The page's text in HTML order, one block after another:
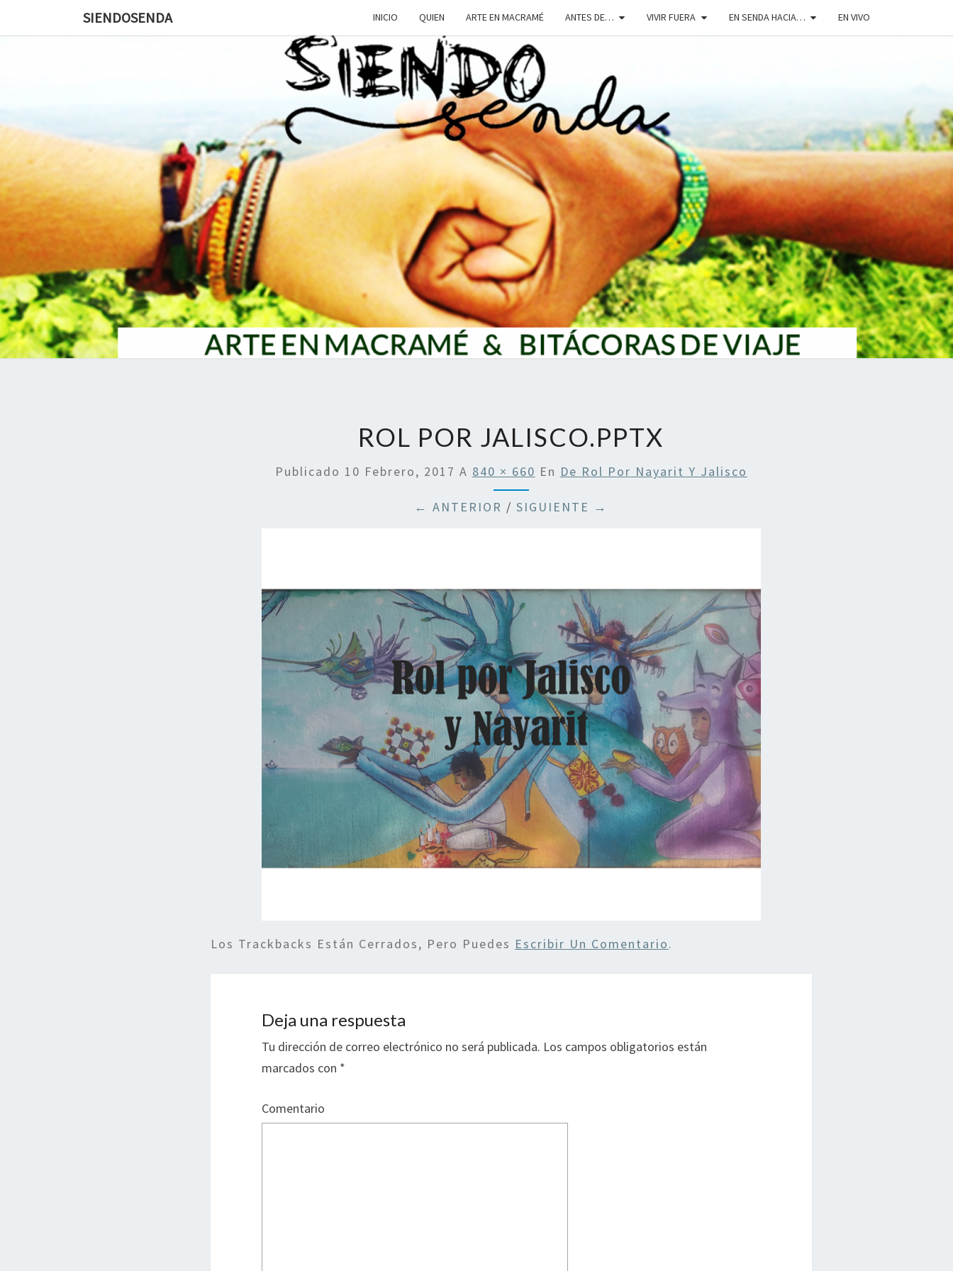
SIENDOSENDA INICIO QUIEN ARTE EN MACRAMÉ ANTES DE… VIVIR FUERA EN SENDA HACIA… EN VIVO
SIENDOSENDA
ROL POR JALISCO.PPTX
Publicado 10 Febrero, 2017 A 840 × 660 En De Rol Por Nayarit Y Jalisco
← ANTERIOR /SIGUIENTE →
Los Trackbacks Están Cerrados, Pero Puedes Escribir Un Comentario.
Deja una respuesta
Tu dirección de correo electrónico no será publicada. Los campos obligatorios están
marcados con *
Comentario